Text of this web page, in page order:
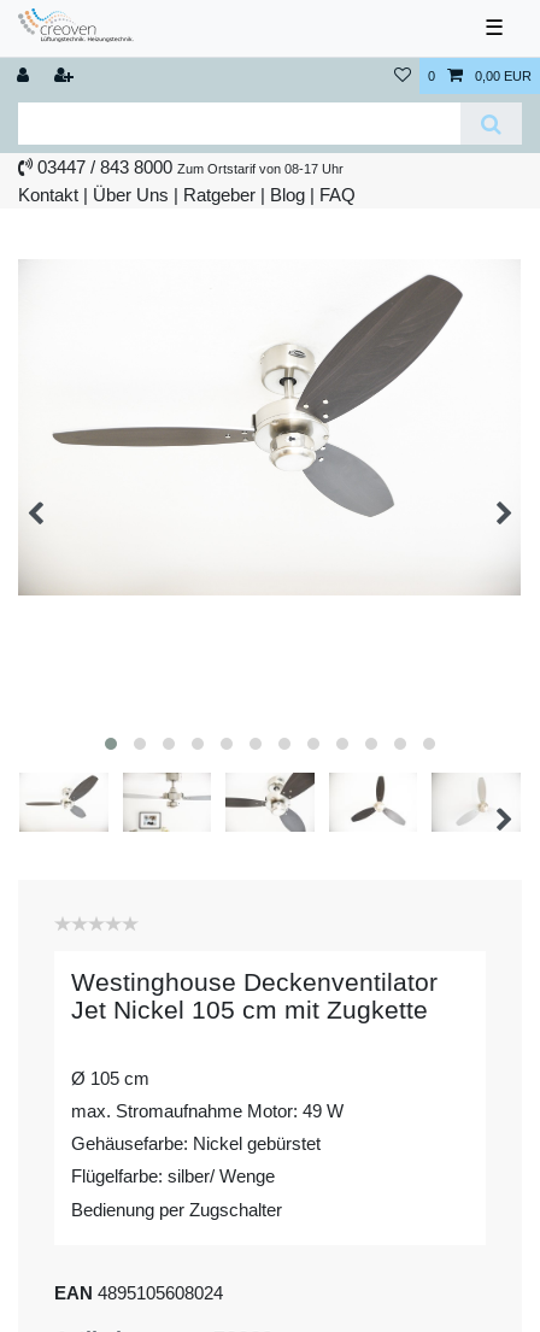
☰
0 0,00 EUR
03447 / 843 8000 Zum Ortstarif von 08-17 Uhr
Kontakt | Über Uns | Ratgeber | Blog | FAQ
Westinghouse Deckenventilator
Jet Nickel 105 cm mit Zugkette
Ø 105 cm
max. Stromaufnahme Motor: 49 W
Gehäusefarbe: Nickel gebürstet
Flügelfarbe: silber/ Wenge
Bedienung per Zugschalter
EAN 4895105608024